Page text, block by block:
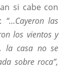
si cabe con
“…Cayeron las
los vientos y
la casa no se
sobre roca”,